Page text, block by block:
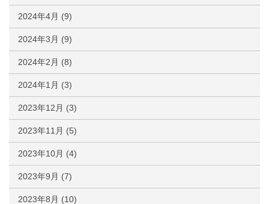
2024年4月 (9)
2024年3月 (9)
2024年2月 (8)
2024年1月 (3)
2023年12月 (3)
2023年11月 (5)
2023年10月 (4)
2023年9月 (7)
2023年8月 (10)